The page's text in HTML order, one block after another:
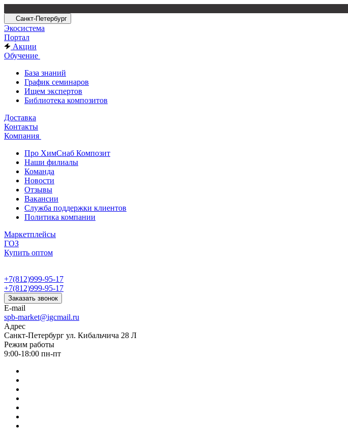
Санкт-Петербург
Экосистема
Портал
Акции
Обучение
База знаний
График семинаров
Ищем экспертов
Библиотека композитов
Доставка
Контакты
Компания
Про ХимСнаб Композит
Наши филиалы
Команда
Новости
Отзывы
Вакансии
Служба поддержки клиентов
Политика компании
Маркетплейсы
ГОЗ
Купить оптом
+7(812)999-95-17
+7(812)999-95-17
Заказать звонок
E-mail
spb-market@igcmail.ru
Адрес
Санкт-Петербург ул. Кибальчича 28 Л
Режим работы
9:00-18:00 пн-пт